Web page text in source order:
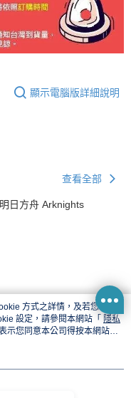
顯示電腦版詳細說明
查看全部
明日方舟 Arknights
方式之詳情，及若您不希
設定，請參閱本網站「 隱私
示您同意本公司得按本網站使